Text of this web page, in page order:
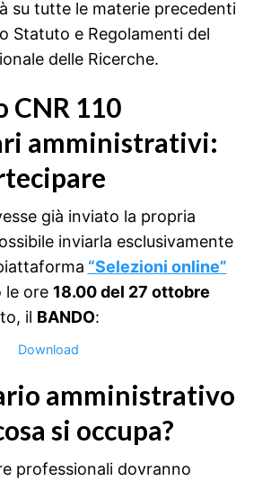
su tutte le materie precedenti
Statuto e Regolamenti del
delle Ricerche.
CNR 110
amministrativi:
già inviato la propria
inviarla esclusivamente
“Selezioni online”
le ore 18.00 del 27 ottobre
il BANDO:
Download
amministrativo
si occupa?
professionali dovranno